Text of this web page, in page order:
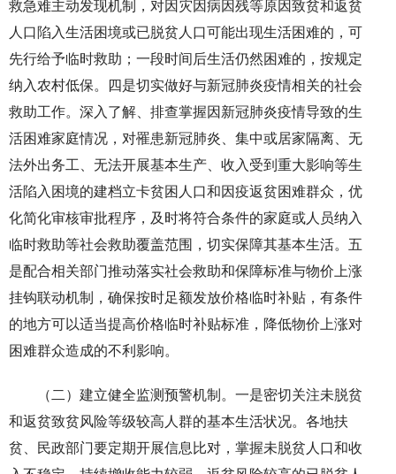
救急难主动发现机制，对因灾因病因残等原因致贫和返贫
人口陷入生活困境或已脱贫人口可能出现生活困难的，可
先行给予临时救助；一段时间后生活仍然困难的，按规定
纳入农村低保。四是切实做好与新冠肺炎疫情相关的社会
救助工作。深入了解、排查掌握因新冠肺炎疫情导致的生
活困难家庭情况，对罹患新冠肺炎、集中或居家隔离、无
法外出务工、无法开展基本生产、收入受到重大影响等生
活陷入困境的建档立卡贫困人口和因疫返贫困难群众，优
化简化审核审批程序，及时将符合条件的家庭或人员纳入
临时救助等社会救助覆盖范围，切实保障其基本生活。五
是配合相关部门推动落实社会救助和保障标准与物价上涨
挂钩联动机制，确保按时足额发放价格临时补贴，有条件
的地方可以适当提高价格临时补贴标准，降低物价上涨对
困难群众造成的不利影响。
（二）建立健全监测预警机制。一是密切关注未脱贫
和返贫致贫风险等级较高人群的基本生活状况。各地扶
贫、民政部门要定期开展信息比对，掌握未脱贫人口和收